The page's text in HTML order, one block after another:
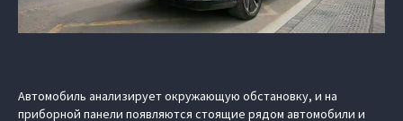
Автомобиль анализирует окружающую обстановку, и на
приборной панели появляются стоящие рядом автомобили и